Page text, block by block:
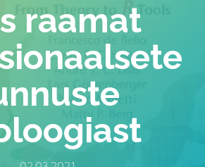
raamat